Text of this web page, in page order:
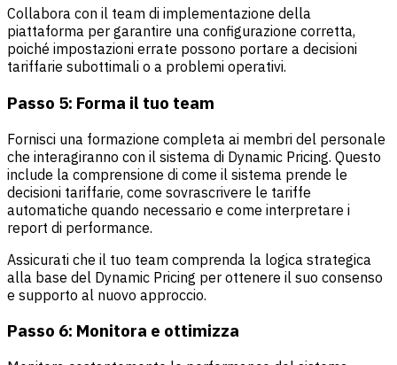
Collabora con il team di implementazione della
piattaforma per garantire una configurazione corretta,
poiché impostazioni errate possono portare a decisioni
tariffarie subottimali o a problemi operativi.
Passo 5: Forma il tuo team
Fornisci una formazione completa ai membri del personale
che interagiranno con il sistema di Dynamic Pricing. Questo
include la comprensione di come il sistema prende le
decisioni tariffarie, come sovrascrivere le tariffe
automatiche quando necessario e come interpretare i
report di performance.
Assicurati che il tuo team comprenda la logica strategica
alla base del Dynamic Pricing per ottenere il suo consenso
e supporto al nuovo approccio.
Passo 6: Monitora e ottimizza